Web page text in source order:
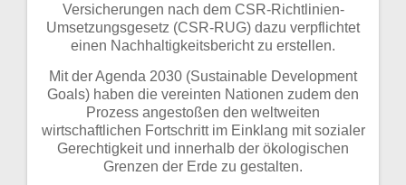
Versicherungen nach dem CSR-Richtlinien-
Umsetzungsgesetz (CSR-RUG) dazu verpflichtet
einen Nachhaltigkeitsbericht zu erstellen.
Mit der Agenda 2030 (Sustainable Development
Goals) haben die vereinten Nationen zudem den
Prozess angestoßen den weltweiten
wirtschaftlichen Fortschritt im Einklang mit sozialer
Gerechtigkeit und innerhalb der ökologischen
Grenzen der Erde zu gestalten.